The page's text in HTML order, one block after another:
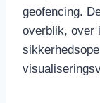
geofencing.
overblik, over